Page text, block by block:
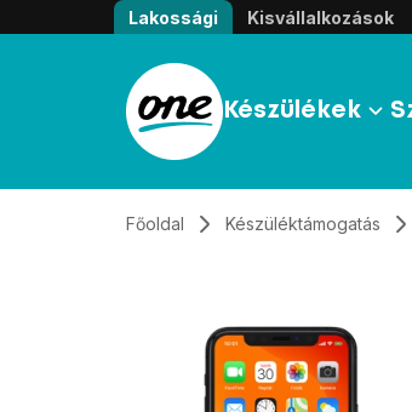
Átugrás, tovább a tartalomhoz
Lakossági Kisvállalkozások
Készülékek
Főoldal Készüléktámogatás